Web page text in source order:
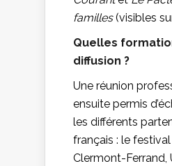
familles(visibles
Quelles
diffusion ?
Une réunion
ensuite permis
les différents
français : le
Clermont-Ferrand,